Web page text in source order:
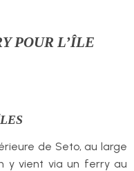
POUR L’ÎLE
de Seto, au large
y vient via un ferry au